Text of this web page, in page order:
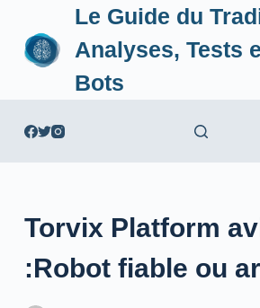
a
Le Guide du
Analyses, Tests
Bots
Torvix Platform
:Robot fiable ou